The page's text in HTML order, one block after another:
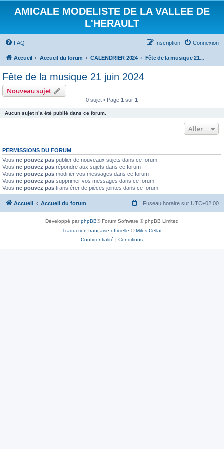
AMICALE MODELISTE DE LA VALLEE DE
L'HERAULT
FAQ Connexion
Inscription
Accueil Accueil du forum CALENDRIER 2024 Fête de la musique 21 juin 2024
Fête de la musique 21 juin 2024
Nouveau sujet
0 sujet • Page 1 sur 1
Aucun sujet n’a été publié dans ce forum.
Aller
PERMISSIONS DU FORUM
Vous ne pouvez pas publier de nouveaux sujets dans ce forum
Vous ne pouvez pas répondre aux sujets dans ce forum
Vous ne pouvez pas modifier vos messages dans ce forum
Vous ne pouvez pas supprimer vos messages dans ce forum
Vous ne pouvez pas transférer de pièces jointes dans ce forum
Accueil Accueil du forum Fuseau horaire sur UTC+02:00
Développé parphpBB® Forum Software © phpBB Limited
Traduction française officielle ©Miles Cellar
Confidentialité | Conditions